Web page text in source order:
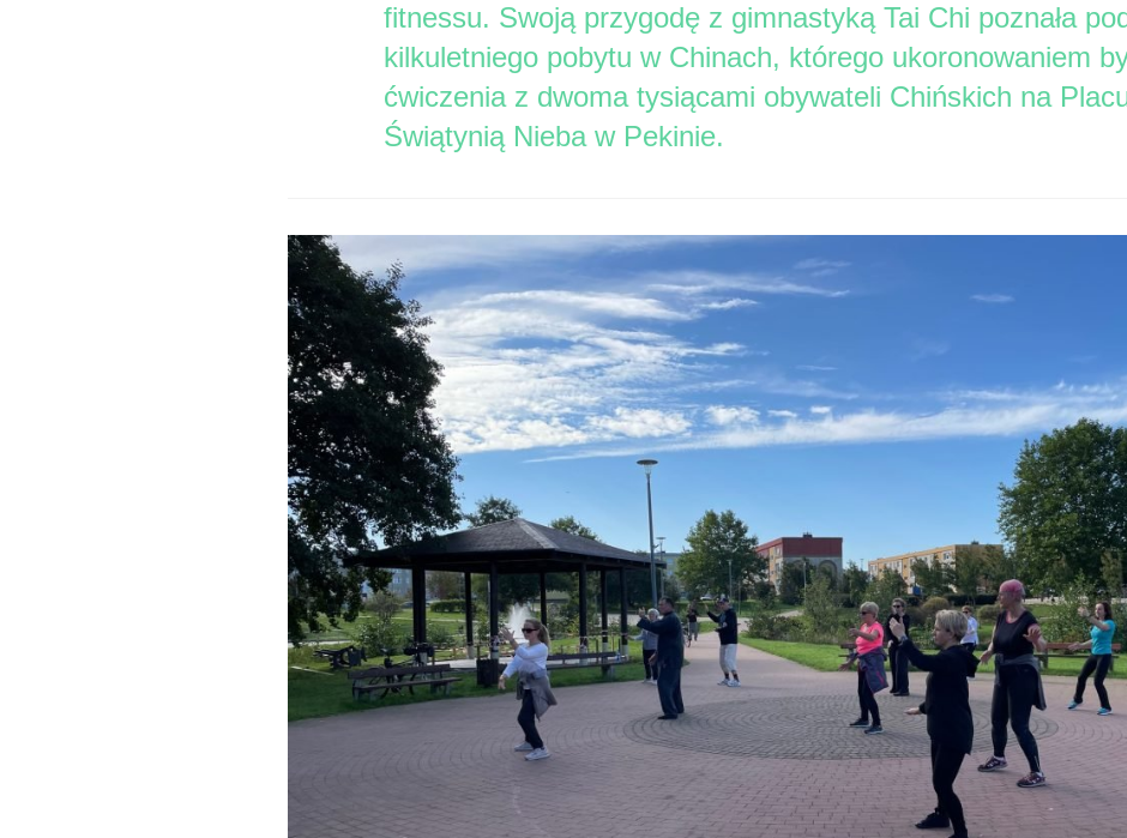
fitnessu. Swoją przygodę z gimnastyką Tai Chi poznała
kilkuletniego pobytu w Chinach, którego ukoronowaniem
ćwiczenia z dwoma tysiącami obywateli Chińskich na
Świątynią Nieba w Pekinie.